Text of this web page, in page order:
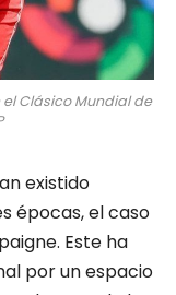
Clásico Mundial de
existido
épocas, el caso
Este ha
por un espacio